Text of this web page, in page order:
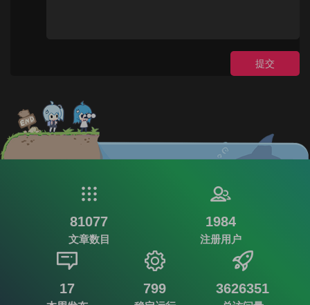
提交
81077
文章数目
1984
注册用户
17 799 3626351